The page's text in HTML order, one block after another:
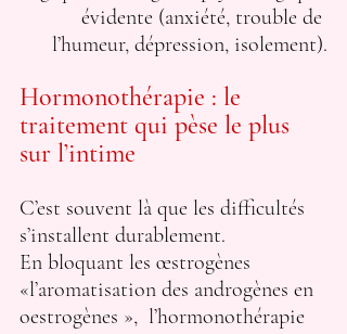
évidente (anxiété, trouble de
l’humeur, dépression, isolement).
Hormonothérapie : le
traitement qui pèse le plus
sur l’intime
C’est souvent là que les difficultés
s’installent durablement.
En bloquant les œstrogènes
«l’aromatisation des androgènes en
oestrogènes »,  l’hormonothérapie